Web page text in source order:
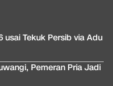
usai Tekuk Persib via Adu
Pemeran Pria Jadi